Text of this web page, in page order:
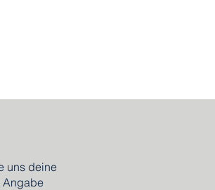
uns deine
Angabe